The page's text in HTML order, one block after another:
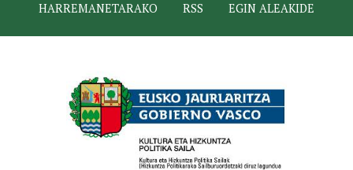
HARREMANETARAKO
RSS EGIN ALEAKIDE